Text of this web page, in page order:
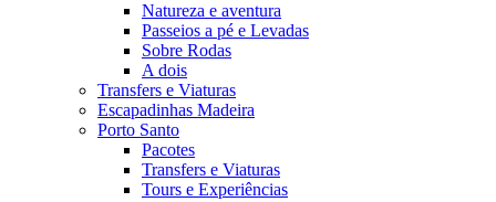
Natureza e aventura
Passeios a pé e Levadas
Sobre Rodas
A dois
Transfers e Viaturas
Escapadinhas Madeira
Porto Santo
Pacotes
Transfers e Viaturas
Tours e Experiências